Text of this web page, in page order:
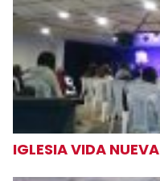
IGLESIA VIDA NUEVA